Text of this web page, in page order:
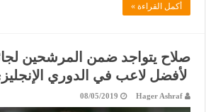
أكمل القراءة »
لأفضل لاعب في الدوري
Hager Ashraf
08/05/2019